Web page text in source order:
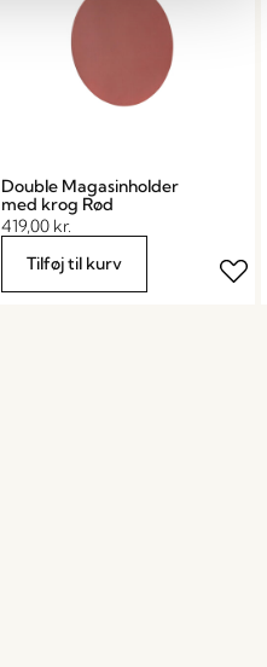
Double Magasinholder
med krog Rød
419,00 kr.
Tilføj til kurv